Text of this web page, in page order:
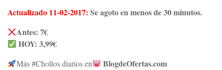
Actualizado 11-02-2017: Se agoto en menos de 30 minutos.
Antes: 7€
HOY: 3,99€
Más #Chollos diarios en BlogdeOfertas.com